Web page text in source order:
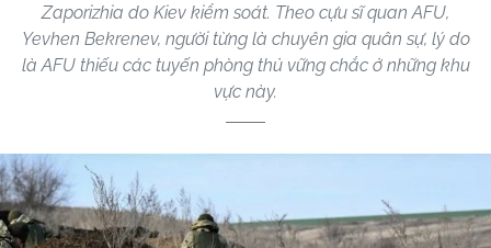
Zaporizhia do Kiev kiểm soát. Theo cựu sĩ quan AFU,
Yevhen Bekrenev, người từng là chuyên gia quân sự, lý do
là AFU thiếu các tuyến phòng thủ vững chắc ở những khu
vực này.